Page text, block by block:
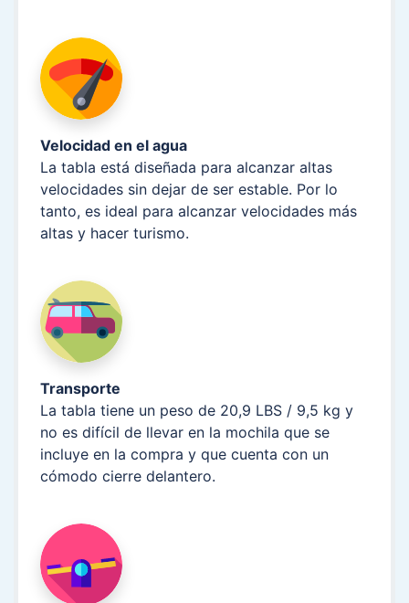
Velocidad en el agua
La tabla está diseñada para alcanzar altas
velocidades sin dejar de ser estable. Por lo
tanto, es ideal para alcanzar velocidades más
altas y hacer turismo.
Transporte
La tabla tiene un peso de 20,9 LBS / 9,5 kg y
no es difícil de llevar en la mochila que se
incluye en la compra y que cuenta con un
cómodo cierre delantero.